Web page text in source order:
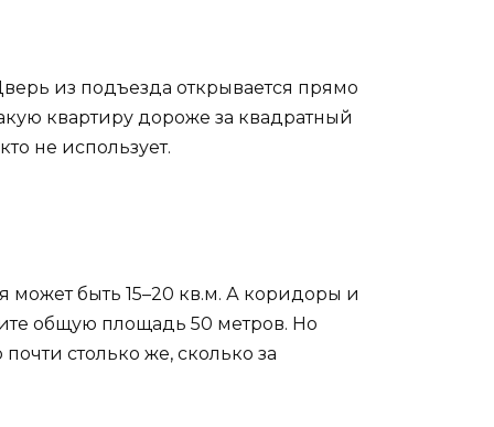
из подъезда открывается прямо
квартиру дороже за квадратный
не использует.
быть 15–20 кв.м. А коридоры и
общую площадь 50 метров. Но
столько же, сколько за